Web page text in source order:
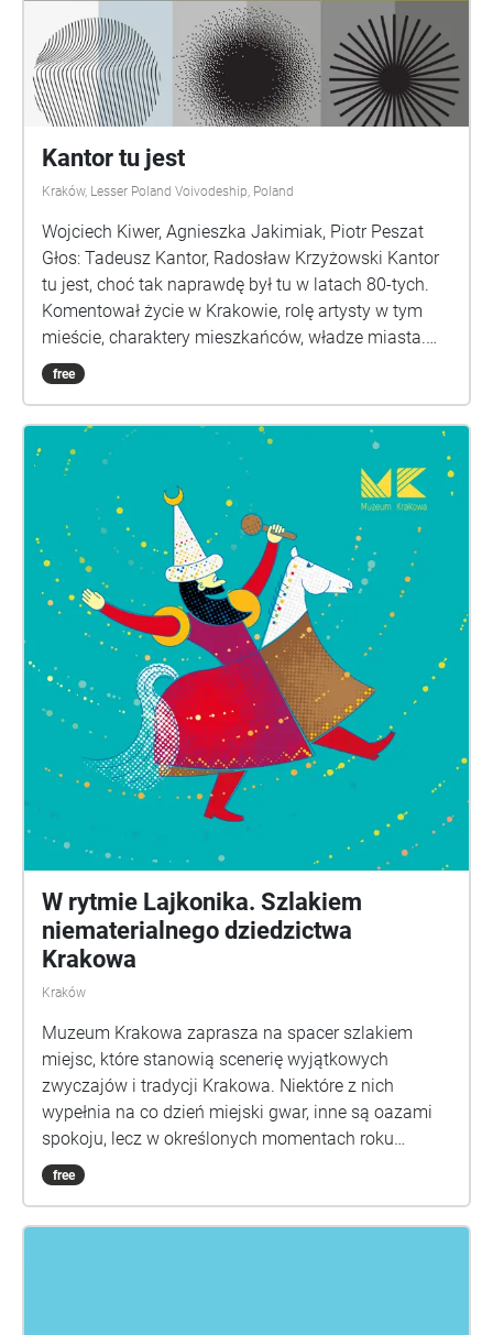
Kantor tu jest
Kraków, Lesser Poland Voivodeship, Poland
Wojciech Kiwer, Agnieszka Jakimiak, Piotr Peszat
Głos: Tadeusz Kantor, Radosław Krzyżowski Kantor
tu jest, choć tak naprawdę był tu w latach 80-tych.
Komentował życie w Krakowie, rolę artysty w tym
mieście, charaktery mieszkańców, władze miasta.
Spacer dźwiękowy Wojciecha Kiwera, Agnieszki
Jakimiak i Piotra Peszata pozwoli przejść przez
wykorzystano nagrania wypowiedzi Tadeusza
Kantora z Archiwum Cricoteki. Dofinansowano ze
środków Ministra Kultury i Dziedzictwa Narodowego
pochodzących z Funduszu Promocji Kultury w
ramach programu „Zamówienia kompozytorskie”,
realizowanego przez Instytut Muzyki i Tańca.
free
W rytmie Lajkonika. Szlakiem
niematerialnego dziedzictwa
Krakowa
Kraków
Muzeum Krakowa zaprasza na spacer szlakiem
miejsc, które stanowią scenerię wyjątkowych
zwyczajów i tradycji Krakowa. Niektóre z nich
wypełnia na co dzień miejski gwar, inne są oazami
spokoju, lecz w określonych momentach roku
ożywają w niezwykły sposób. Spacer prowadzi
głównie trasą pochodu Lajkonika, który w oktawę
free